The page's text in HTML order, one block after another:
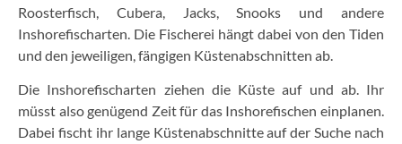
Roosterfisch, Cubera, Jacks, Snooks und andere
Inshorefischarten. Die Fischerei hängt dabei von den Tiden
und den jeweiligen, fängigen Küstenabschnitten ab.
Die Inshorefischarten ziehen die Küste auf und ab. Ihr
müsst also genügend Zeit für das Inshorefischen einplanen.
Dabei fischt ihr lange Küstenabschnitte auf der Suche nach